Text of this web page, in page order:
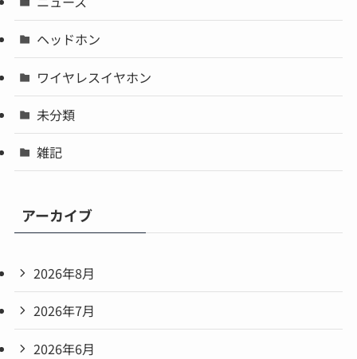
ヘッドホン
ワイヤレスイヤホン
未分類
雑記
アーカイブ
2026年8月
2026年7月
2026年6月